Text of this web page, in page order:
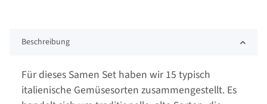
Beschreibung
Für dieses Samen Set haben wir 15 typisch
italienische Gemüsesorten zusammengestellt. Es